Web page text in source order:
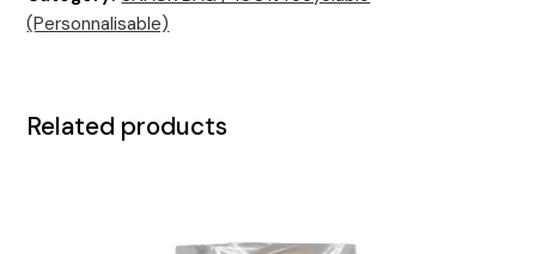
(Personnalisable)
Related products